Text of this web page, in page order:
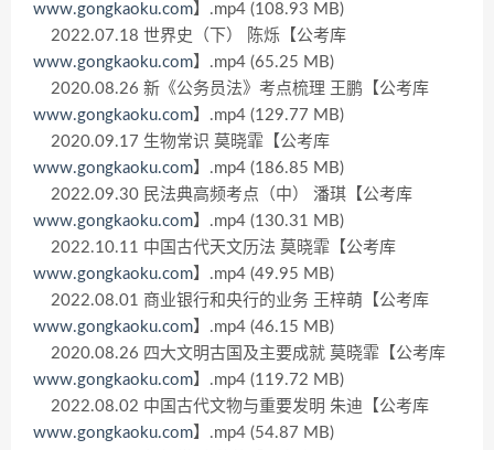
www.gongkaoku.com】.mp4 (108.93 MB)
2022.07.18 世界史（下） 陈烁【公考库
www.gongkaoku.com】.mp4 (65.25 MB)
2020.08.26 新《公务员法》考点梳理 王鹏【公考库
www.gongkaoku.com】.mp4 (129.77 MB)
2020.09.17 生物常识 莫晓霏【公考库
www.gongkaoku.com】.mp4 (186.85 MB)
2022.09.30 民法典高频考点（中） 潘琪【公考库
www.gongkaoku.com】.mp4 (130.31 MB)
2022.10.11 中国古代天文历法 莫晓霏【公考库
www.gongkaoku.com】.mp4 (49.95 MB)
2022.08.01 商业银行和央行的业务 王梓萌【公考库
www.gongkaoku.com】.mp4 (46.15 MB)
2020.08.26 四大文明古国及主要成就 莫晓霏【公考库
www.gongkaoku.com】.mp4 (119.72 MB)
2022.08.02 中国古代文物与重要发明 朱迪【公考库
www.gongkaoku.com】.mp4 (54.87 MB)